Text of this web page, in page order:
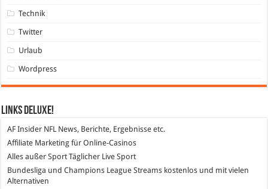
Technik
Twitter
Urlaub
Wordpress
Links DeLuXe!
AF Insider NFL News, Berichte, Ergebnisse etc.
Affiliate Marketing für Online-Casinos
Alles außer Sport Täglicher Live Sport
Bundesliga und Champions League Streams kostenlos und mit vielen
Alternativen